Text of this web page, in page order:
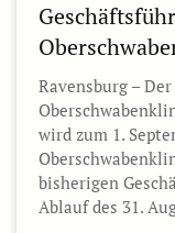
Ravensburg –
wird zum 1.
bisherigen
Ablauf des 31.